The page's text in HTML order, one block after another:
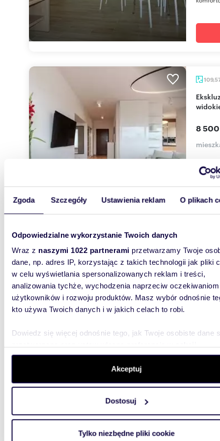
Zgoda Szczegóły Ustawienia reklam O plikach
Odpowiedzialne wykorzystanie Twoich danych
Wraz z naszymi 1022 partnerami przetwarzamy Twoje
dane, np. adres IP, korzystając z takich technologii jak pliki
w celu wyświetlania spersonalizowanych reklam i treści,
analizowania tychże, wychodzenia naprzeciw oczekiwaniom
użytkowników i rozwoju produktów. Masz wybór odnośnie
kto używa Twoich danych i w jakich celach to robi.
Dowiedz się więcej odnośnie tego, jak Twoje osobiste dane
szczegółów. W Deklaracji plików cookie możesz zmienić
wycofać swoją zgodę w dowolnej chwili.
aby oferować funkcje społecznościowe i analizować ruch w
witrynie. Informacje o tym, jak korzystasz z naszej witryny,
analitycznym. Partnerzy mogą połączyć te informacje z
Akceptuj
Dostosuj
Tylko niezbędne pliki cookie
Ekskluzywny apartament 109m² z basenem i
8
Oferta
23 m
Klimatyczne 23 m² w odrestaurowanej kamienicy